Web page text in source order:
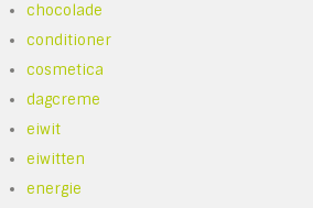
chocolade
conditioner
cosmetica
dagcreme
eiwit
eiwitten
energie